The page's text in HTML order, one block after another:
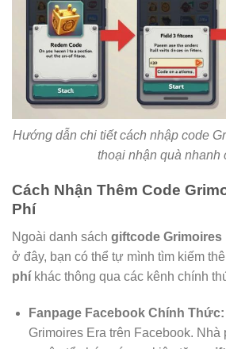
Hướng dẫn chi tiết cách nhập code
thoại nhận quà nhanh
Cách Nhận Thêm Code
Phí
Ngoài danh sách giftcode Grimoires
ở đây, bạn có thể tự mình tìm kiếm
phí khác thông qua các kênh chính
Fanpage Facebook Chính Thức:
Grimoires Era trên Facebook.